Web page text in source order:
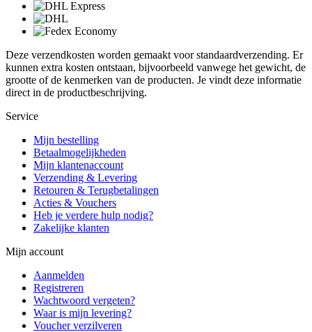
Deze verzendkosten worden gemaakt voor standaardverzending. Er
kunnen extra kosten ontstaan, bijvoorbeeld vanwege het gewicht, de
grootte of de kenmerken van de producten. Je vindt deze informatie
direct in de productbeschrijving.
Service
Mijn bestelling
Betaalmogelijkheden
Mijn klantenaccount
Verzending & Levering
Retouren & Terugbetalingen
Acties & Vouchers
Heb je verdere hulp nodig?
Zakelijke klanten
Mijn account
Aanmelden
Registreren
Wachtwoord vergeten?
Waar is mijn levering?
Voucher verzilveren